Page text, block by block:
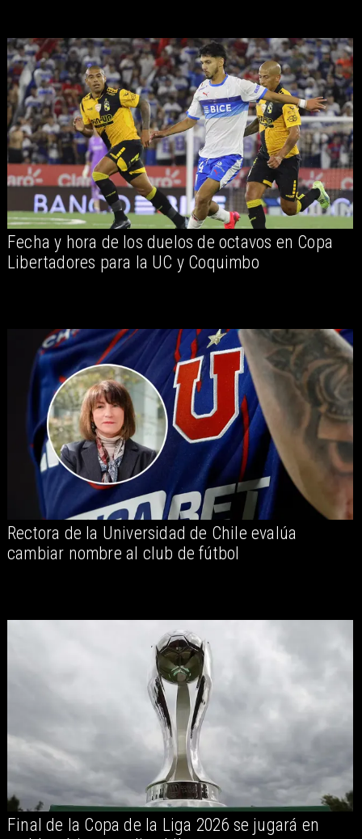
Fecha y hora de los duelos de octavos en Copa
Libertadores para la UC y Coquimbo
Rectora de la Universidad de Chile evalúa
cambiar nombre al club de fútbol
Final de la Copa de la Liga 2026 se jugará en